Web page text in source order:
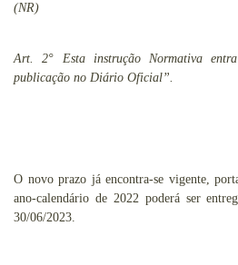
(NR)
Art. 2° Esta instrução Normativa
publicação no Diário Oficial”.
O novo prazo já encontra-se vigente,
ano-calendário de 2022 poderá ser
30/06/2023.